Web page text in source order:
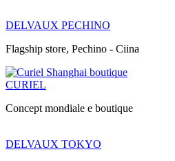
DELVAUX PECHINO
Flagship store, Pechino - Ciina
CURIEL
Concept mondiale e boutique
DELVAUX TOKYO